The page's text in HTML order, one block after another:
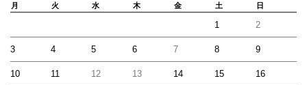
月
火 水 木 金 土 日
1 2
3 4 5 6 7 8 9
10 11 12 13 14 15 16